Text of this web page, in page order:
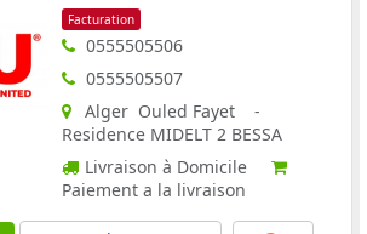
Facturation
0555505506
0555505507
Alger Ouled Fayet -
Residence MIDELT 2 BESSA
Livraison à Domicile
Paiement a la livraison